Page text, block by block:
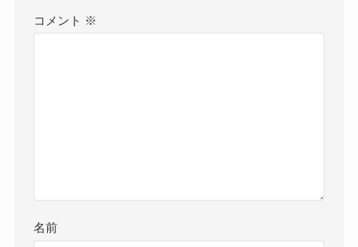
コメント ※
名前